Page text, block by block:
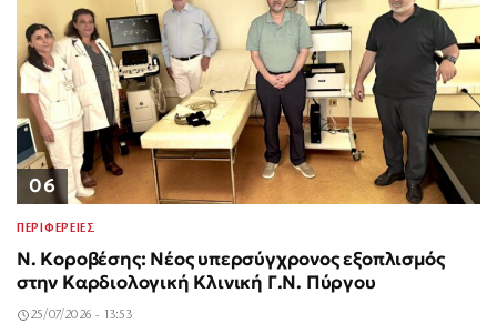
06
ΠΕΡΙΦΕΡΕΙΕΣ
Ν. Κοροβέσης: Νέος υπερσύγχρονος εξοπλισμός
στην Καρδιολογική Κλινική Γ.Ν. Πύργου
25/07/2026 - 13:53